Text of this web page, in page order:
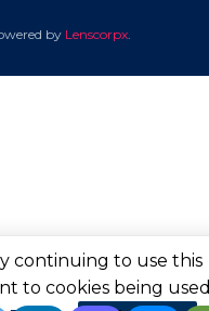
by Lenscorpx
continuing to use this
to cookies being